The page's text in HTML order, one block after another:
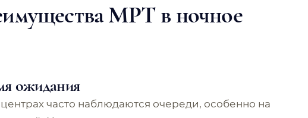
МРТ в ночное
ожидания
часто наблюдаются очереди, особенно на